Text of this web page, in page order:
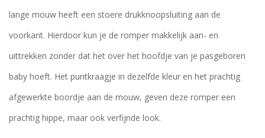
lange mouw heeft een stoere drukknoopsluiting aan de
voorkant. Hierdoor kun je de romper makkelijk aan- en
uittrekken zonder dat het over het hoofdje van je pasgeboren
baby hoeft. Het puntkraagje in dezelfde kleur en het prachtig
afgewerkte boordje aan de mouw, geven deze romper een
prachtig hippe, maar ook verfijnde look.